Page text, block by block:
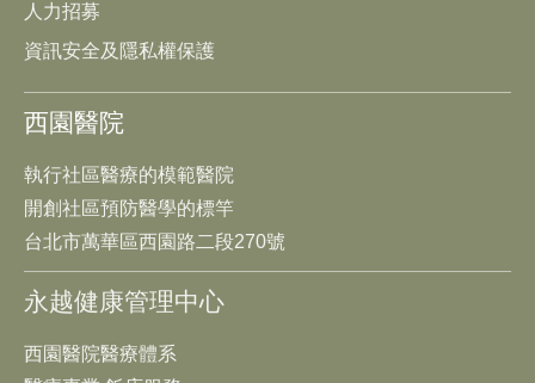
人力招募
資訊安全及隱私權保護
西園醫院
執行社區醫療的模範醫院
開創社區預防醫學的標竿
台北市萬華區西園路二段270號
永越健康管理中心
西園醫院醫療體系